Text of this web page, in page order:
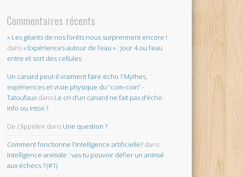
Commentaires récents
» Les géants de nos forêts nous surprennent encore !
dans « Expériences autour de l’eau » : Jour 4 ou l’eau
entre et sort des cellules
Un canard peut-il vraiment faire écho ? Mythes,
expériences et vraie physique du “coin-coin” -
Tatoufaux dans Le cri d’un canard ne fait pas d’écho :
info ou intox ?
De clippeleir dans Une question ?
Comment fonctionne l'intelligence artificielle? dans
Intelligence animale : vas-tu pouvoir défier un animal
aux échecs ? (#1)